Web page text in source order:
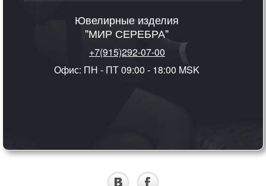
Ювелирные изделия
"МИР СЕРЕБРА"
+7(915)292-07-00
Офис: ПН - ПТ 09:00 - 18:00 MSK